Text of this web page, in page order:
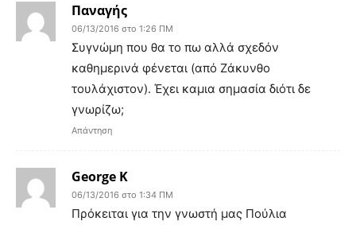
Παναγής
06/13/2016 στο 1:26 ΠΜ
Συγνώμη που θα το πω αλλά σχεδόν
καθημερινά φένεται (από Ζάκυνθο
τουλάχιστον). Έχει καμια σημασία διότι δε
γνωρίζω;
Απάντηση
George K
06/13/2016 στο 1:34 ΠΜ
Πρόκειται για την γνωστή μας Πούλια